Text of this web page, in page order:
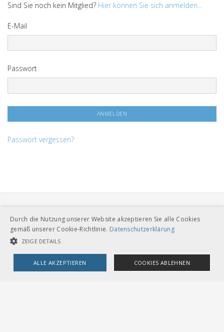
Sind Sie noch kein Mitglied? Hier können Sie sich anmelden...
E-Mail
Passwort
Passwort vergessen?
VERBAND ÖFFENTLICHER VERKEHR
Dählhölzliweg 12
CH-3005 Bern
Durch die Nutzung unserer Website akzeptieren Sie alle Cookies
gemäß unserer Cookie-Richtlinie. Datenschutzerklärung
ZEIGE DETAILS
ALLE AKZEPTIEREN COOKIES ABLEHNEN